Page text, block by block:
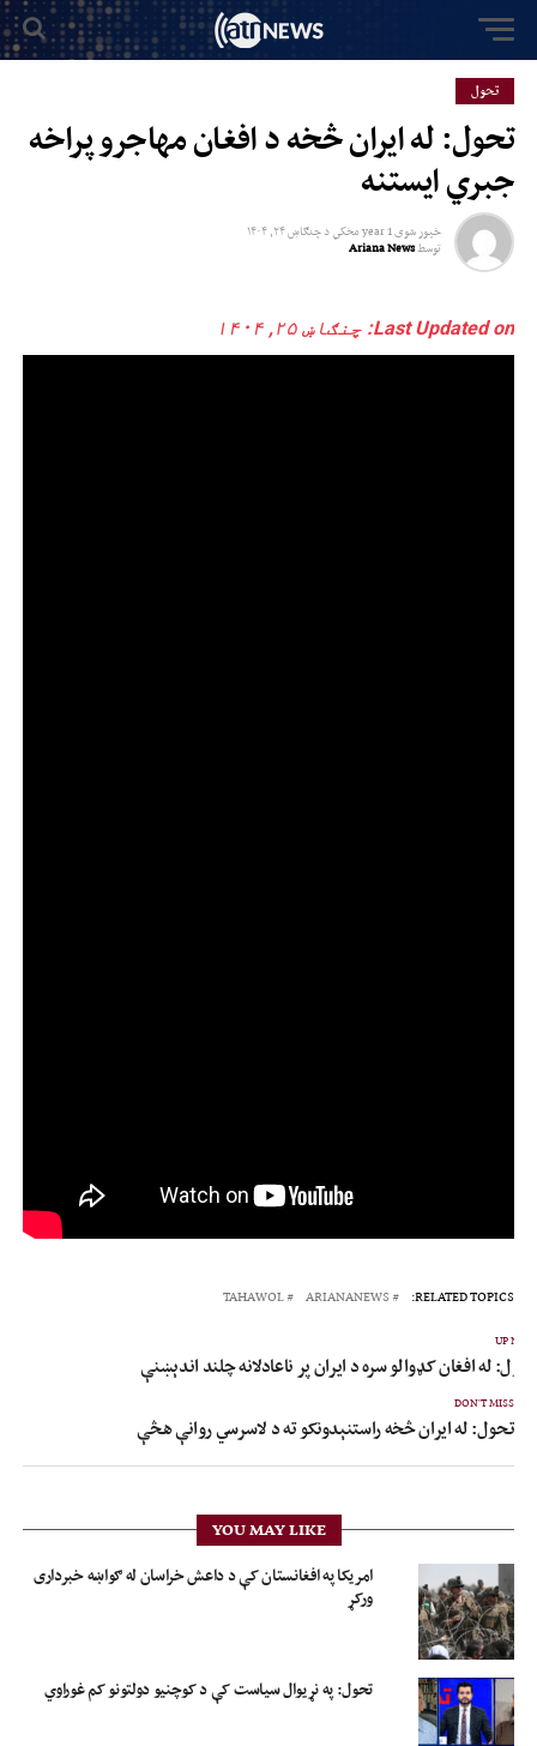
تحول
تحول: له ایران څخه د افغان مهاجرو پراخه
جبري ایستنه
خپور شوی1 year مخکي دچنګاښ ۲۴, ۱۴۰۴
توسطAriana News
Last Updated on: چنګاښ ۲۵, ۱۴۰۴
RELATED TOPICS:
ARIANANEWS
TAHAWOL
UP
له افغان کډوالو سره د ایران پر ناعادلانه چلند اندېښنې
DON'T MISS
تحول: له ایران څخه راستنېدونکو ته د لاسرسي روانې هڅې
YOU MAY LIKE
امریکا په افغانستان کې د داعش خراسان له ګواښه خبرداری
ورکړ
تحول: په نړیوال سیاست کې د کوچنیو دولتونو کم غوراوي